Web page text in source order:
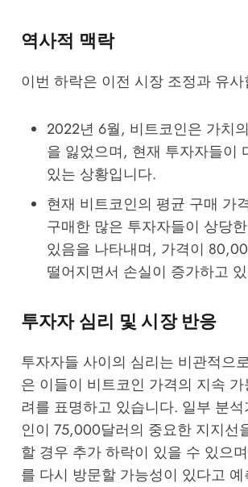
역사적 맥락
이번 하락은 이전 시장 조정과 유
2022년 6월, 비트코인은 가치
을 잃었으며, 현재 투자자들이
있는 상황입니다.
현재 비트코인의 평균 구매 가
구매한 많은 투자자들이 상당
있음을 나타내며, 가격이
떨어지면서 손실이 증가하고
투자자 심리 및 시장 반응
투자자들 사이의 심리는 비관적으
은 이들이 비트코인 가격의 지속
려를 표명하고 있습니다. 일부 분
인이 75,000달러의 중요한 지지선
할 경우 추가 하락이 있을 수 있으
를 다시 방문할 가능성이 있다고